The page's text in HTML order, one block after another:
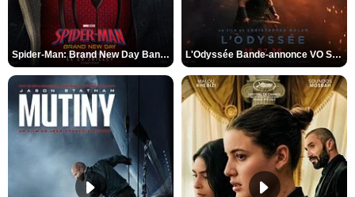
Spider-Man: Brand New Day Bande-annonce VO STFR L'Odyssée Bande-annonce VO STFR